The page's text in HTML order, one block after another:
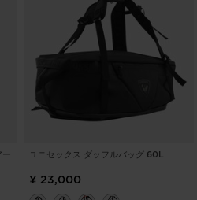
ユニセックス ダッフルバッグ 60L
¥ 23,000